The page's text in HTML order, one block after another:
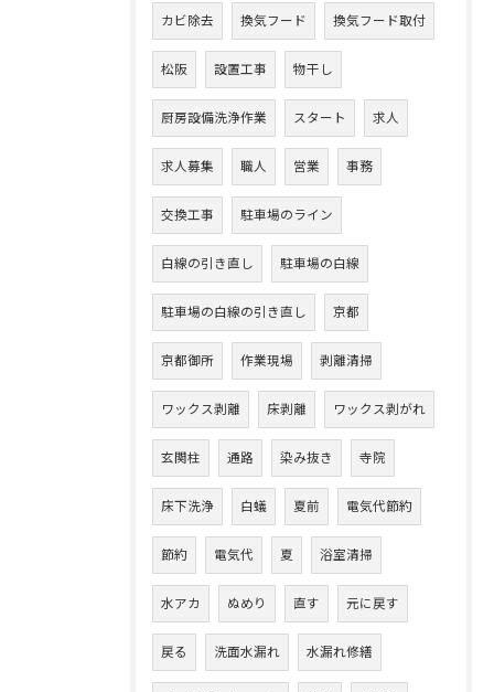
カビ除去 換気フード 換気フード取付
松阪 設置工事 物干し
厨房設備洗浄作業 スタート 求人
求人募集 職人 営業 事務
交換工事 駐車場のライン
白線の引き直し 駐車場の白線
駐車場の白線の引き直し 京都
京都御所 作業現場 剥離清掃
ワックス剥離 床剥離 ワックス剥がれ
玄関柱 通路 染み抜き 寺院
床下洗浄 白蟻 夏前 電気代節約
節約 電気代 夏 浴室清掃
水アカ ぬめり 直す 元に戻す
戻る 洗面水漏れ 水漏れ修繕